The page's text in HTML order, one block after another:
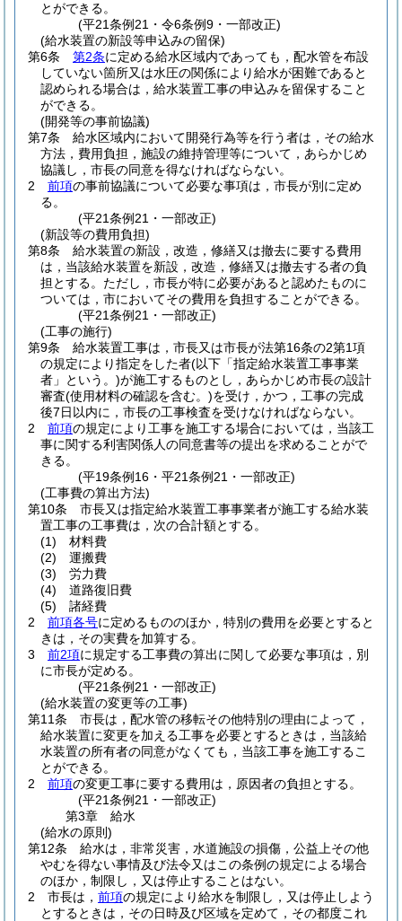
とができる。
(平21条例21・令6条例9・一部改正)
(給水装置の新設等申込みの留保)
第6条
第2条に定める給水区域内であっても，配水管を布設
していない箇所又は水圧の関係により給水が困難であると
認められる場合は，給水装置工事の申込みを留保すること
ができる。
(開発等の事前協議)
第7条
給水区域内において開発行為等を行う者は，その給水
方法，費用負担，施設の維持管理等について，あらかじめ
協議し，市長の同意を得なければならない。
2
前項の事前協議について必要な事項は，市長が別に定め
る。
(平21条例21・一部改正)
(新設等の費用負担)
第8条
給水装置の新設，改造，修繕又は撤去に要する費用
は，当該給水装置を新設，改造，修繕又は撤去する者の負
担とする。 ただし，市長が特に必要があると認めたものに
ついては，市においてその費用を負担することができる。
(平21条例21・一部改正)
(工事の施行)
第9条
給水装置工事は，市長又は市長が法第16条の2第1項
の規定により指定をした者(以下「指定給水装置工事事業
者」という。)が施工するものとし，あらかじめ市長の設計
審査(使用材料の確認を含む。)を受け，かつ，工事の完成
後7日以内に，市長の工事検査を受けなければならない。
2
前項の規定により工事を施工する場合においては，当該工
事に関する利害関係人の同意書等の提出を求めることがで
きる。
(平19条例16・平21条例21・一部改正)
(工事費の算出方法)
第10条
市長又は指定給水装置工事事業者が施工する給水装
置工事の工事費は，次の合計額とする。
(1)
材料費
(2)
運搬費
(3)
労力費
(4)
道路復旧費
(5)
諸経費
2
前項各号に定めるもののほか，特別の費用を必要とすると
きは，その実費を加算する。
3
前2項に規定する工事費の算出に関して必要な事項は，別
に市長が定める。
(平21条例21・一部改正)
(給水装置の変更等の工事)
第11条
市長は，配水管の移転その他特別の理由によって，
給水装置に変更を加える工事を必要とするときは，当該給
水装置の所有者の同意がなくても，当該工事を施工するこ
とができる。
2
前項の変更工事に要する費用は，原因者の負担とする。
(平21条例21・一部改正)
第3章
給水
(給水の原則)
第12条
給水は，非常災害，水道施設の損傷，公益上その他
やむを得ない事情及び法令又はこの条例の規定による場合
のほか，制限し，又は停止することはない。
2
市長は， 前項の規定により給水を制限し，又は停止しよう
とするときは，その日時及び区域を定めて，その都度これ